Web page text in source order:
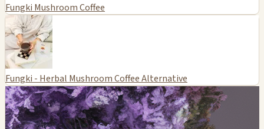
Fungki Mushroom Coffee
Fungki - Herbal Mushroom Coffee Alternative